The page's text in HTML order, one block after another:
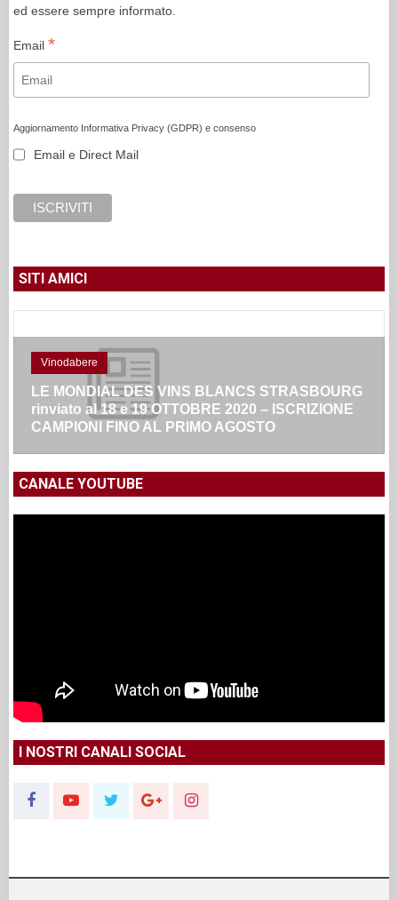
ed essere sempre informato.
Email *
Aggiornamento Informativa Privacy (GDPR) e consenso
Email e Direct Mail
SITI AMICI
Vinodabere
LE MONDIAL DES VINS BLANCS STRASBOURG
rinviato al 18 e 19 OTTOBRE 2020 – ISCRIZIONE
CAMPIONI FINO AL PRIMO AGOSTO
CANALE YOUTUBE
I NOSTRI CANALI SOCIAL